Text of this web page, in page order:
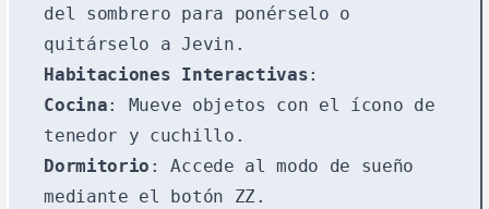
del sombrero para ponérselo o
quitárselo a Jevin.
Habitaciones Interactivas:
Cocina: Mueve objetos con el ícono de
tenedor y cuchillo.
Dormitorio : Accede al modo de sueño
mediante el botón ZZ.